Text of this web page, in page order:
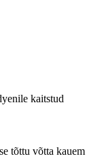
kaitstud
tõttu võtta kauem